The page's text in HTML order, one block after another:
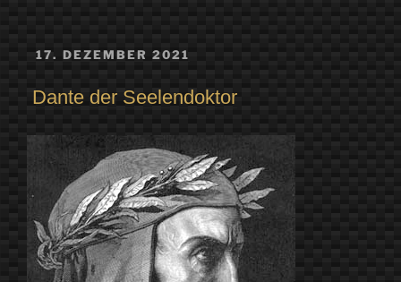
VERÖFFENTLICHT
17. DEZEMBER 2021
Dante der Seelendoktor